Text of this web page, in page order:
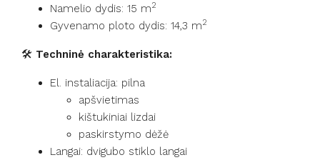
Namelio dydis: 15 m2
Gyvenamo ploto dydis: 14,3 m2
🛠️ Techninė charakteristika:
El. instaliacija: pilna
apšvietimas
kištukiniai lizdai
paskirstymo dėžė
Langai: dvigubo stiklo langai